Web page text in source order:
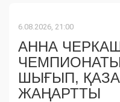
6.08.2026, 21:00
АННА
ШЫҒЫП,
ЖАҢАРТТЫ